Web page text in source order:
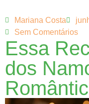
Mariana Costa
Sem Comentários
Essa
dos